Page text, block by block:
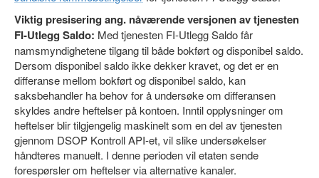
Viktig presisering ang. nåværende versjonen av tjenesten
FI-Utlegg Saldo: Med tjenesten FI-Utlegg Saldo får
namsmyndighetene tilgang til både bokført og disponibel saldo.
Dersom disponibel saldo ikke dekker kravet, og det er en
differanse mellom bokført og disponibel saldo, kan
saksbehandler ha behov for å undersøke om differansen
skyldes andre heftelser på kontoen. Inntil opplysninger om
heftelser blir tilgjengelig maskinelt som en del av tjenesten
gjennom DSOP Kontroll API-et, vil slike undersøkelser
håndteres manuelt. I denne perioden vil etaten sende
forespørsler om heftelser via alternative kanaler.